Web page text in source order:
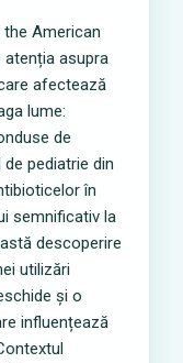
American
asupra
afectează
lume:
de
pediatrie din
în
semnificativ la
descoperire
utilizări
și o
influențează